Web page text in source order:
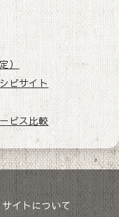
）
ピサイト
ビス比較
サイトについて